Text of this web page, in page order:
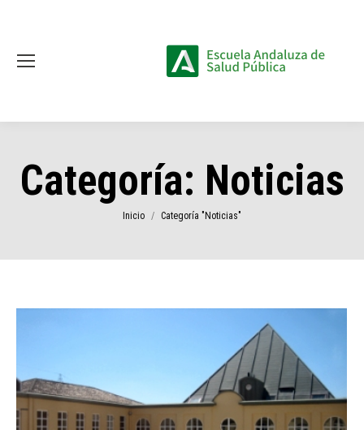
Categoría: Noticias
Estás aquí:
Inicio Categoría "Noticias"